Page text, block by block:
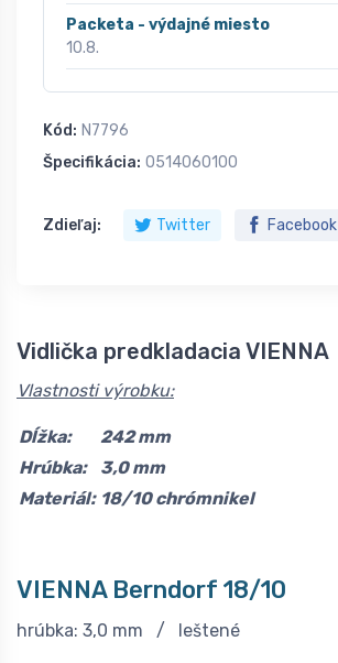
Packeta - výdajné miesto
10.8.
Kód: N7796
Špecifikácia: 0514060100
Zdieľaj: Twitter Facebook
Vidlička predkladacia VIENNA
Vlastnosti výrobku:
Dĺžka:
242 mm
Hrúbka:
3,0 mm
Materiál: 18/10 chrómnikel
VIENNA Berndorf 18/10
hrúbka: 3,0 mm / leštené